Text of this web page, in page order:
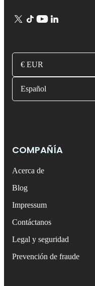
€ EUR
Español
COMPAÑÍA
Acerca de
Blog
Impressum
Contáctanos
Legal y seguridad
Prevención de fraude